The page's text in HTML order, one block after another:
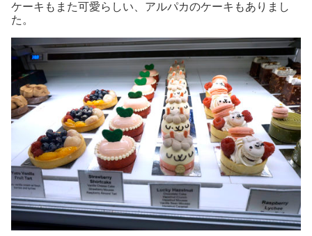
ケーキもまた可愛らしい、アルパカのケーキもありまし
た。